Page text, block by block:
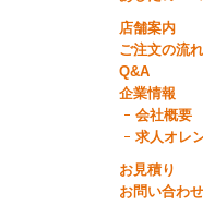
店舗案内
ご注文の流れ
Q&A
企業情報
会社概要
求人オレ
お見積り
お問い合わせ